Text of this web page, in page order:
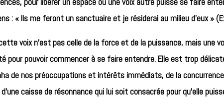
: « Ils me feront un sanctuaire et je résiderai au milieu d’eux »
voix n’est pas celle de la force et de la puissance, mais une
pour pouvoir commencer à se faire entendre. Elle est trop
de nos préoccupations et intérêts immédiats, de la
caisse de résonnance qui lui soit consacrée pour qu’elle